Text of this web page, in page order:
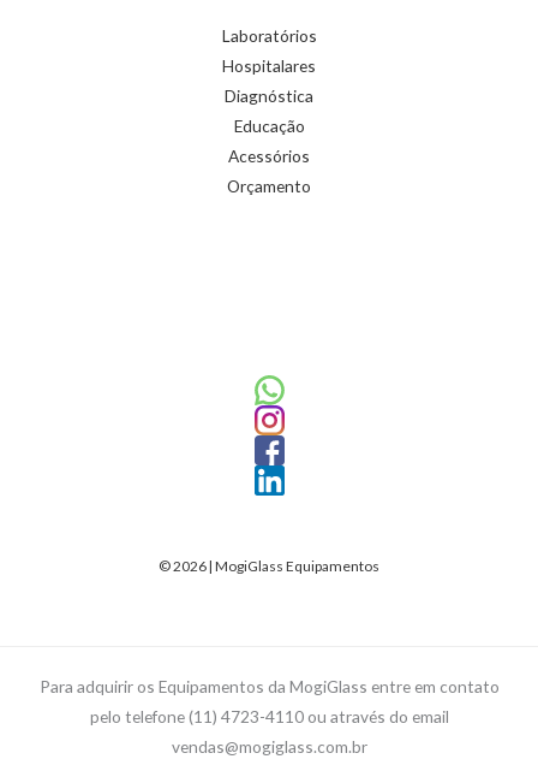
Laboratórios
Hospitalares
Diagnóstica
Educação
Acessórios
Orçamento
© 2026 | MogiGlass Equipamentos
Para adquirir os Equipamentos da MogiGlass entre em contato
pelo telefone (11) 4723-4110 ou através do email
vendas@mogiglass.com.br